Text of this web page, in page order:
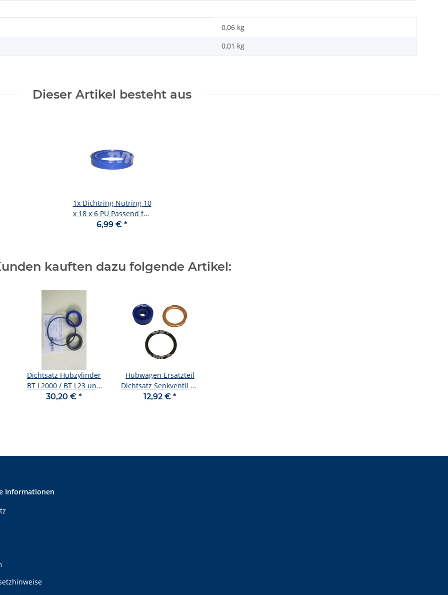
0,06 kg
0,01 kg
Dieser Artikel besteht aus
1x Dichtring Nutring 10
x 18 x 6 PU Passend für
BT L2000 ab Serie 10/
6,99 € *
kauften dazu folgende Artikel:
Dichtsatz Hubzylinder
BT L2000 / BT L23 und
LHM230 Passend für
30,20 € *
Hubwagen Ersatzteil
Dichtsatz Senkventil BT
L2000 , BT L23, LHM230
12,92 € *
Informationen